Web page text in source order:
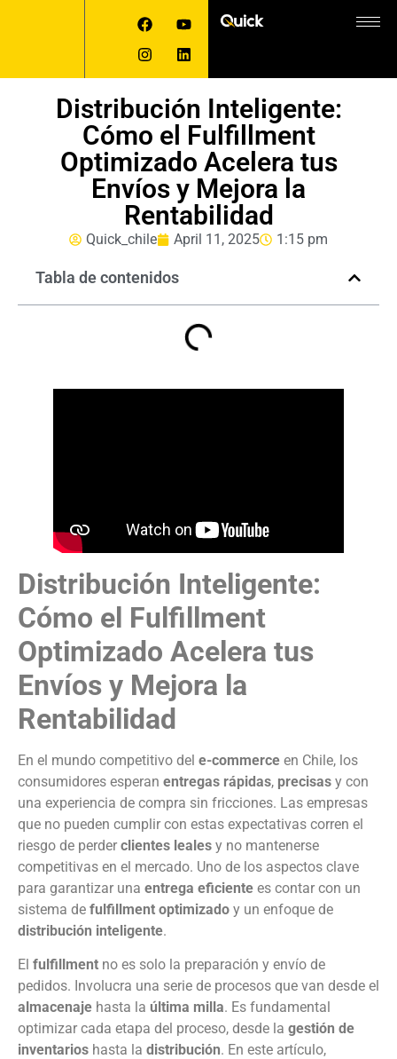
Distribución Inteligente:
Cómo el Fulfillment
Optimizado Acelera tus
Envíos y Mejora la
Rentabilidad
Quick_chile April 11, 2025 1:15 pm
Tabla de contenidos
Distribución Inteligente:
Cómo el Fulfillment
Optimizado Acelera tus
Envíos y Mejora la
Rentabilidad
En el mundo competitivo del e-commerce en Chile, los
consumidores esperan entregas rápidas, precisas y con
una experiencia de compra sin fricciones. Las empresas
que no pueden cumplir con estas expectativas corren el
riesgo de perder clientes leales y no mantenerse
competitivas en el mercado. Uno de los aspectos clave
para garantizar una entrega eficiente es contar con un
sistema de fulfillment optimizado y un enfoque de
distribución inteligente.
El fulfillment no es solo la preparación y envío de
pedidos. Involucra una serie de procesos que van desde el
almacenaje hasta la última milla. Es fundamental
optimizar cada etapa del proceso, desde la gestión de
inventarios hasta la distribución. En este artículo,